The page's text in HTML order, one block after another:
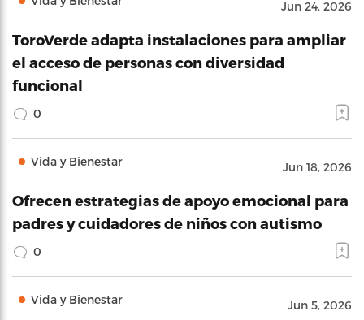
Jun 24, 2026
ToroVerde adapta instalaciones para ampliar
el acceso de personas con diversidad
funcional
0
Vida y Bienestar Jun 18, 2026
Ofrecen estrategias de apoyo emocional para
padres y cuidadores de niños con autismo
0
Vida y Bienestar Jun 5, 2026